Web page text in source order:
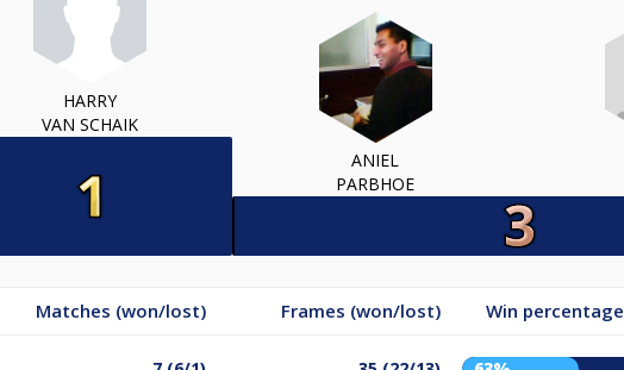
HARRY
VAN SCHAIK
ANIEL
PARBHOE
Matches (won/lost) Frames (won/lost) Win percentage